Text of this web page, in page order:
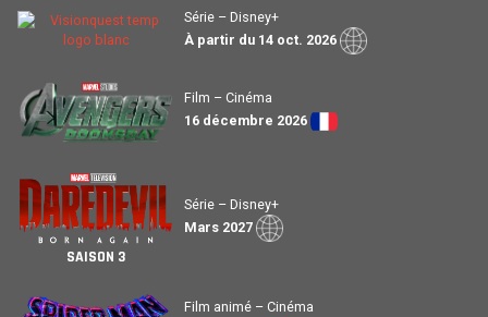
Série – Disney+
À partir du 14 oct. 2026
Film – Cinéma
16 décembre 2026
SAISON 3
Série – Disney+
Mars 2027
Film animé – Cinéma